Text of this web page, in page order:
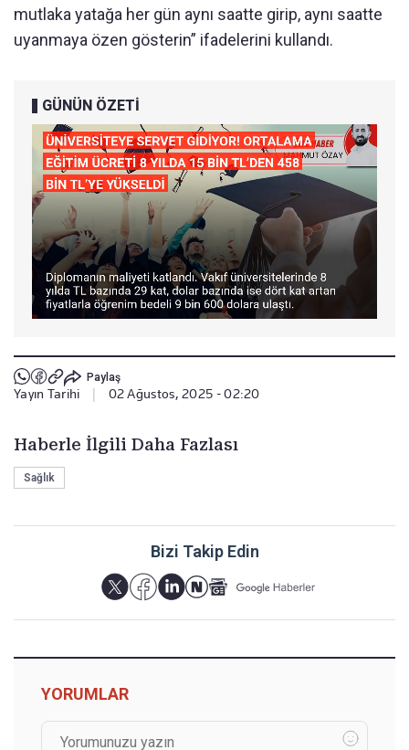
mutlaka yatağa her gün aynı saatte girip, aynı saatte
uyanmaya özen gösterin” ifadelerini kullandı.
GÜNÜN ÖZETİ
Paylaş
Yayın Tarihi 02 Ağustos, 2025 - 02:20
Haberle İlgili Daha Fazlası
Sağlık
Bizi Takip Edin
YORUMLAR